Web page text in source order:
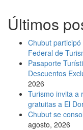
Últimos
Chubut
Federal de
Pasaporte
Descuentos
2026
Turismo invita a
gratuitas a El
Chubut se
agosto, 2026